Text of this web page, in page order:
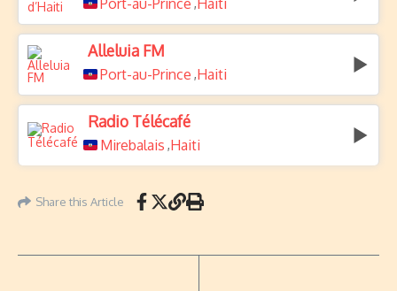
Port-au-Prince ,Haiti
Alleluia FM
Port-au-Prince ,Haiti
Radio Télécafé
Mirebalais ,Haiti
Share this Article